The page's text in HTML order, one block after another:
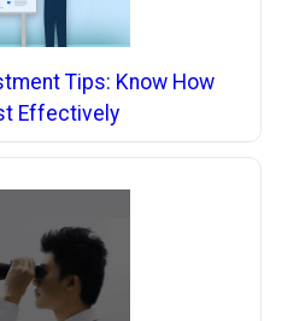
Tips: Know How
Effectively